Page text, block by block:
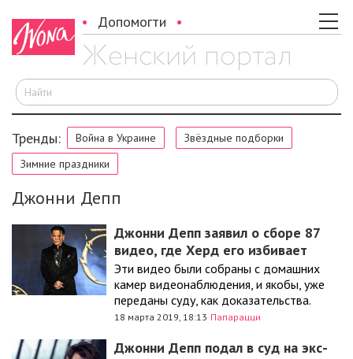
Допомогти
Тренды: Война в Украине
Звёздные подборки
Зимние праздники
Джонни Депп
Джонни Депп заявил о сборе 87
видео, где Херд его избивает
Эти видео были собраны с домашних
камер видеонаблюдения, и якобы, уже
переданы суду, как доказательства.
18 марта 2019, 18:13 Папарацци
Джонни Депп подал в суд на экс-